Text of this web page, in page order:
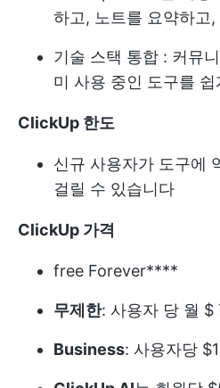
하고, 노트를 요약하고
기술 스택 통합 : 커뮤
미 사용 중인 도구를 쉽
ClickUp 한도
신규 사용자가 도구에
걸릴 수 있습니다
ClickUp 가격
free Forever****
무제한: 사용자 당 월 $
Business: 사용자당